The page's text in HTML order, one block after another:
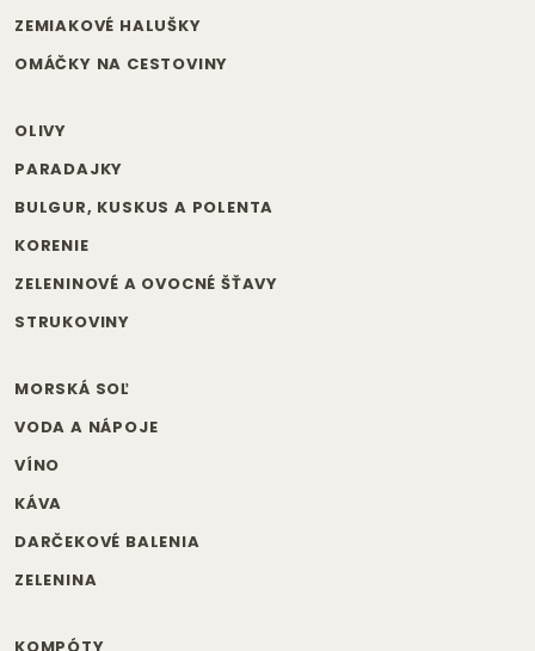
ZEMIAKOVÉ HALUŠKY
OMÁČKY NA CESTOVINY
OLIVY
PARADAJKY
BULGUR, KUSKUS A POLENTA
KORENIE
ZELENINOVÉ A OVOCNÉ ŠŤAVY
STRUKOVINY
MORSKÁ SOĽ
VODA A NÁPOJE
VÍNO
KÁVA
DARČEKOVÉ BALENIA
ZELENINA